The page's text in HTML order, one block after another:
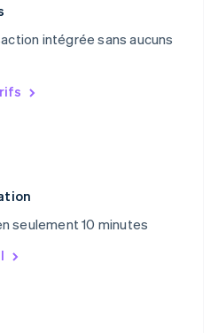
intégrée sans aucuns
seulement 10 minutes